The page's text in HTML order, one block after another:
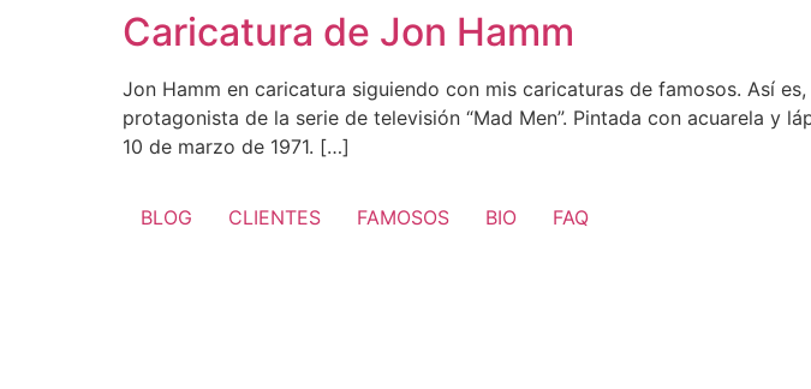
Caricatura de Jon Hamm
Jon Hamm en caricatura siguiendo con mis caricaturas de famosos. Así
protagonista de la serie de televisión “Mad Men”. Pintada con acuarela y
10 de marzo de 1971. […]
BLOG CLIENTES FAMOSOS BIO FAQ